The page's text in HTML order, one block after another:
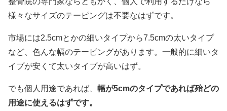
様々なサイズのテーピングは不要なはずです。
市場には2.5cmとかの細いタイプから7.5cmの太いタイプ
など、色んな幅のテーピングがあります。一般的に細いタ
イプが安くて太いタイプが高いはず。
でも個人用途であれば、 幅が5cmのタイプであれば殆どの
用途に使えるはずです。